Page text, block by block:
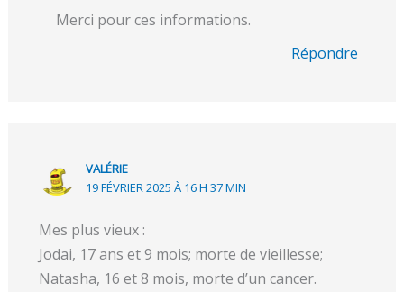
Merci pour ces informations.
Répondre
VALÉRIE
19 FÉVRIER 2025 À 16 H 37 MIN
Mes plus vieux :
Jodai, 17 ans et 9 mois; morte de vieillesse;
Natasha, 16 et 8 mois, morte d’un cancer.